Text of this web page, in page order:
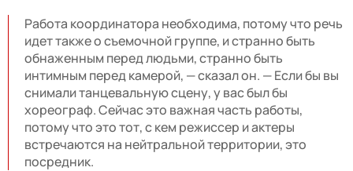
Работа координатора необходима, потому что речь
идет также о съемочной группе, и странно быть
обнаженным перед людьми, странно быть
интимным перед камерой, — сказал он. — Если бы вы
снимали танцевальную сцену, у вас был бы
хореограф. Сейчас это важная часть работы,
потому что это тот, с кем режиссер и актеры
встречаются на нейтральной территории, это
посредник.